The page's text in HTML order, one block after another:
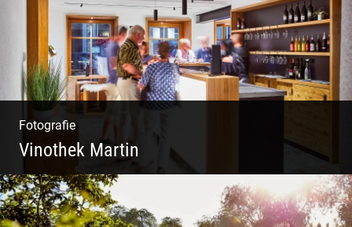
Fotografie
Vinothek Martin
Shooting Vinothek und Ferienwohnung